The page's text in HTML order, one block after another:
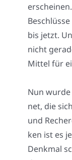
bis jetzt.
nicht
Mit­tel für
Nun
net, die
und
ken ist es
Denk­mal